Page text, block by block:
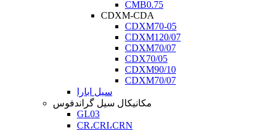
CMB0.75
CDXM-CDA
CDXM70-05
CDXM120/07
CDXM70/07
CDX70/05
CDXM90/10
CDXM70/07
سیل ابارا
مکانیکال سیل گراندفوس
GL03
CR،CRI،CRN